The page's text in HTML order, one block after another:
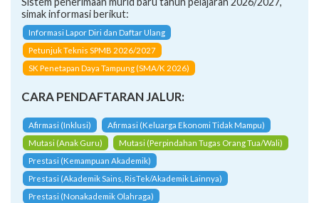
simak informasi berikut:
Informasi Lapor Diri dan Daftar Ulang
Petunjuk Teknis SPMB 2026/2027
SK Penetapan Daya Tampung (SMA/K 2026)
CARA PENDAFTARAN JALUR:
Afirmasi (Inklusi)
Afirmasi (Keluarga Ekonomi Tidak Mampu)
Mutasi (Anak Guru)
Mutasi (Perpindahan Tugas Orang Tua/Wali)
Prestasi (Kemampuan Akademik)
Prestasi (Akademik Sains, RisTek/Akademik Lainnya)
Prestasi (Nonakademik Olahraga)